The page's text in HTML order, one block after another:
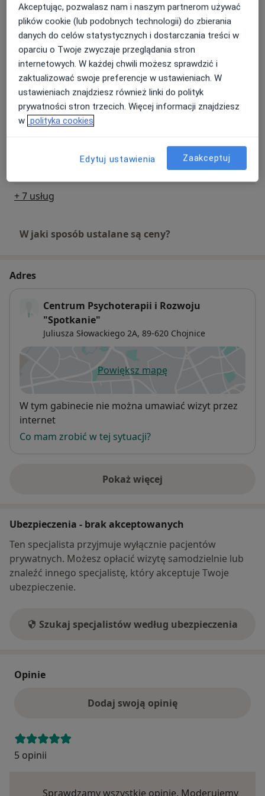
komfort życia.
Pracuję zgodnie z zasadami Kodeksu Etycznego
Europejskiego Stowarzyszenia Terapii Gestalt. Moją
pracę poddaję stałej superwizji. Poszerzam i
aktualizuję swoją wiedzę i doświadczenie podczas
kursów i warsztatów.
Gwarantuję bezpieczną atmosferę i dyskrecję.
Sesje psychoterapii odbywają się w moim gabinecie w
Poznaniu i Chojnicach lub w formie psychoterapii
wśród moich Klientów.
Konsultacja psychoterapeutyczna (pierwsza wizyta)
Od 200 zł Szczegóły
Psychoterapia indywidualna
Od 200 zł Szczegóły
Psychoterapia online
Od 200 zł Szczegóły
Konsultacja online
+ 7 usług
W jaki sposób ustalane są ceny?
Adres
Centrum Psychoterapii i Rozwoju
"Spotkanie"
Juliusza Słowackiego 2A, 89-620 Chojnice
Powiększ mapęotwiera się w nowej karcie
Dostępność
W tym gabinecie nie można umawiać wizyt przez
internet
Co mam zrobić w tej sytuacji?
Pokaż więcej
o adresie
Ubezpieczenia - brak akceptowanych
Ten specjalista przyjmuje wyłącznie pacjentów
prywatnych. Możesz opłacić wizytę samodzielnie lub
znaleźć innego specjalistę, który akceptuje Twoje
ubezpieczenie.
Szukaj specjalistów według ubezpieczenia
Opinie
Dodaj swoją opinię
5 opinii
Sprawdzamy wszystkie opinie. Moderujemy
Akceptując, pozwalasz nam i naszym partnerom używać
plików cookie (lub podobnych technologii) do zbierania
danych do celów statystycznych i dostarczania treści w
oparciu o Twoje zwyczaje przeglądania stron
internetowych. W każdej chwili możesz sprawdzić i
zaktualizować swoje preferencje w ustawieniach. W
ustawieniach znajdziesz również linki do polityk
prywatności stron trzecich. Więcej informacji znajdziesz
w polityka cookies
Edytuj ustawienia Zaakceptuj